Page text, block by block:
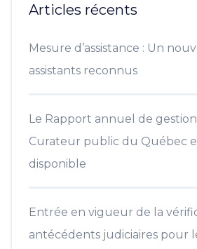
Articles récents
Mesure d’assistance : Un
assistants reconnus
Le Rapport annuel de
Curateur public du Québec
disponible
Entrée en vigueur de la
antécédents judiciaires pour